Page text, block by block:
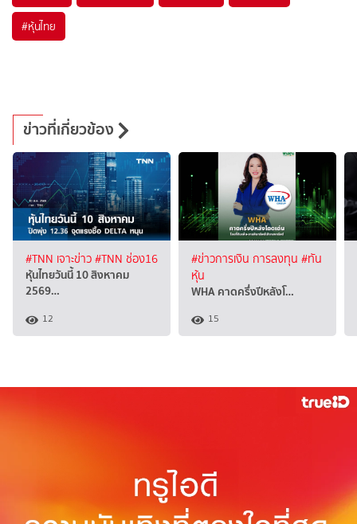
#หุ้นไทย
ข่าวที่เกี่ยวข้อง
#TNN เจาะข่าว#TNN ช่อง16
หุ้นไทยวันนี้ 10 สิงหาคม
2569…
12
#ข่าวการเงิน การลงทุน #ทัน
หุ้น
WHA คาดครึ่งปีหลังโ…
15